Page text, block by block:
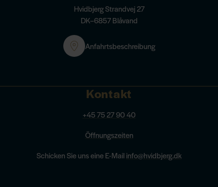
Hvidbjerg Strandvej 27
DK–6857 Blåvand
Anfahrtsbeschreibung
Kontakt
+45 75 27 90 40
Öffnungszeiten
Schicken Sie uns eine E-Mailinfo@hvidbjerg.dk